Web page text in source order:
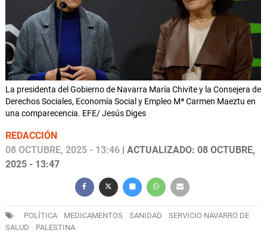
La presidenta del Gobierno de Navarra María Chivite y la Consejera de
Derechos Sociales, Economía Social y Empleo Mª Carmen Maeztu en
una comparecencia. EFE/ Jesús Diges
REDACCIÓN
08 OCTUBRE, 2025 - 13:46 | ACTUALIZADO: 08 OCTUBRE,
2025 - 13:47
POLÍTICA MEDICAMENTOS SANIDAD
SERVICIO NAVARRO DE
SALUD
PALESTINA